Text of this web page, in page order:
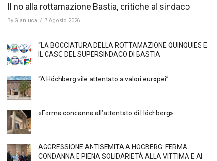
Il no alla rottamazione Bastia, critiche al sindaco
By Gianluca / 7 Agosto 2026
“LA BOCCIATURA DELLA ROTTAMAZIONE QUINQUIES E
IL CASO DEL SUPERSINDACO DI BASTIA
“A Höchberg vile attentato a valori europei”
«Ferma condanna all’attentato di Höchberg»
AGGRESSIONE ANTISEMITA A HÖCBERG: FERMA
CONDANNA E PIENA SOLIDARIETÀ ALLA VITTIMA E AI